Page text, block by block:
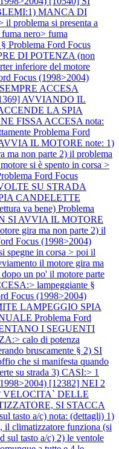
MANCA DI
problema si presenta a
nero> fuma
Problema Ford Focus
DI POTENZA (non
inferiore del motore
Focus (1998>2004)
ACCESA
AVVIANDO IL
LA SPIA
FISSA ACCESA nota:
Problema Ford
IL MOTORE note: 1)
ma non parte 2) il problema
si è spento in corsa >
Ford Focus
SU STRADA
CANDELETTE
va bene) Problema
SI AVVIA IL MOTORE
gira ma non parte 2) il
Focus (1998>2004)
spegne in corsa > poi il
il motore gira ma
un po' il motore parte
lampeggiante §
Focus (1998>2004)
LAMPEGGIO SPIA
Problema Ford
I SEGUENTI
calo di potenza
bruscamente § 2) SI
che si manifesta quando
su strada 3) CASI:> 1
[12382] NEI 2
VELOCITA` DELLE
SI STACCA
tasto a/c) nota: (dettagli) 1)
il climatizzatore funziona (si
sul tasto a/c) 2) le ventole